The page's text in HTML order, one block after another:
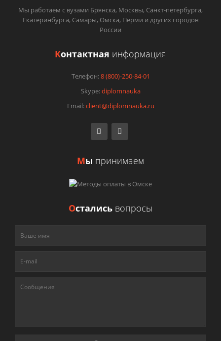
Мы работаем с вузами Брянска, Москвы, Санкт-петербурга,
Екатеринбурга, Самары, Омска, Перми и других городов
России
Контактная информация
Телефон:8 (800)-250-84-01
Skype:diplomnauka
Email:client@diplomnauka.ru
Мы принимаем
Остались вопросы